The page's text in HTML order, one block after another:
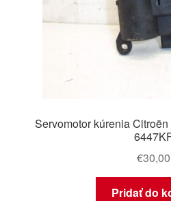
Reklamačný poriadok
Servomotor kúrenia
€30,00
Pridať do